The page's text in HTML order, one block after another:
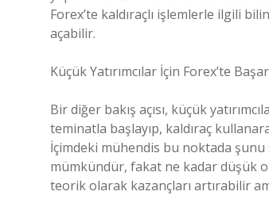
Forex’te kaldıraçlı işlemlerle ilgili
açabilir.
Küçük Yatırımcılar İçin Forex’te
Bir diğer bakış açısı, küçük
teminatla başlayıp, kaldıraç
İçimdeki mühendis bu noktada
mümkündür, fakat ne kadar düşük
teorik olarak kazançları artırabilir